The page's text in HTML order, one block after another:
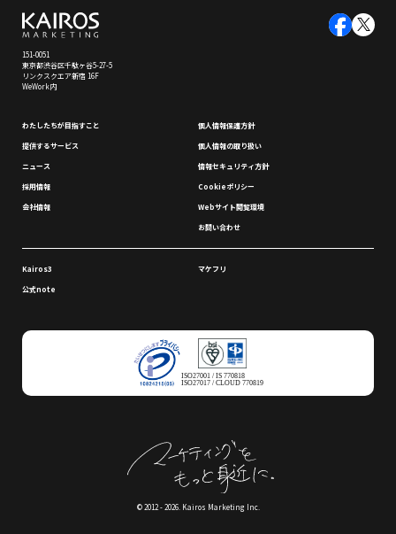
151-0051
東京都渋谷区千駄ヶ谷5-27-5
リンクスクエア新宿 16F
WeWork内
わたしたちが⽬指すこと
提供するサービス
ニュース
採⽤情報
会社情報
個⼈情報保護⽅針
個⼈情報の取り扱い
情報セキュリティ⽅針
Cookieポリシー
Webサイト閲覧環境
お問い合わせ
Kairos3 マケフリ
公式note
ISO27001 / IS 770818
ISO27017 / CLOUD 770819
© 2012 - 2026. Kairos Marketing Inc.